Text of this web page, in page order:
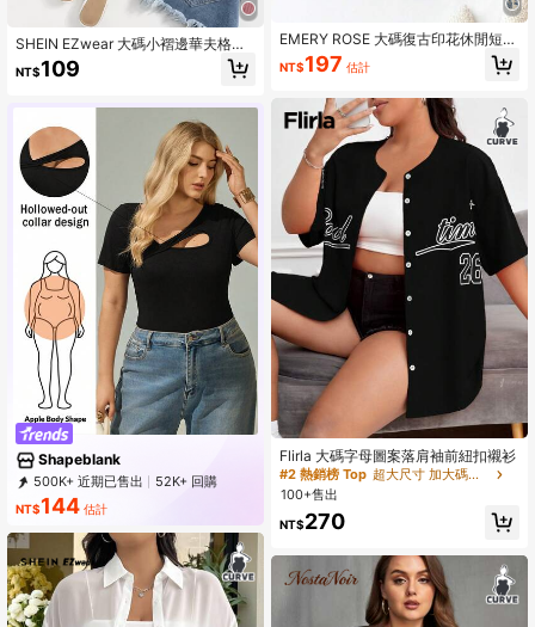
SHEIN EZwear 大碼小褶邊華夫格針
織T恤
NT$109
Shapeblank
500K+ 近期已售出
52K+ 回購
31K 訂閱
NT$144 估計
EMERY ROSE 大碼復古印花休閒短袖
v領襯衫,適用於春夏季
NT$197 估計
Flirla 大碼字母圖案落肩袖前紐扣襯衫
#2 熱銷榜 Top
超大尺寸 加大碼襯衫
100+售出
NT$270